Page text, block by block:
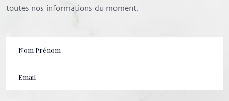
toutes nos informations du moment.